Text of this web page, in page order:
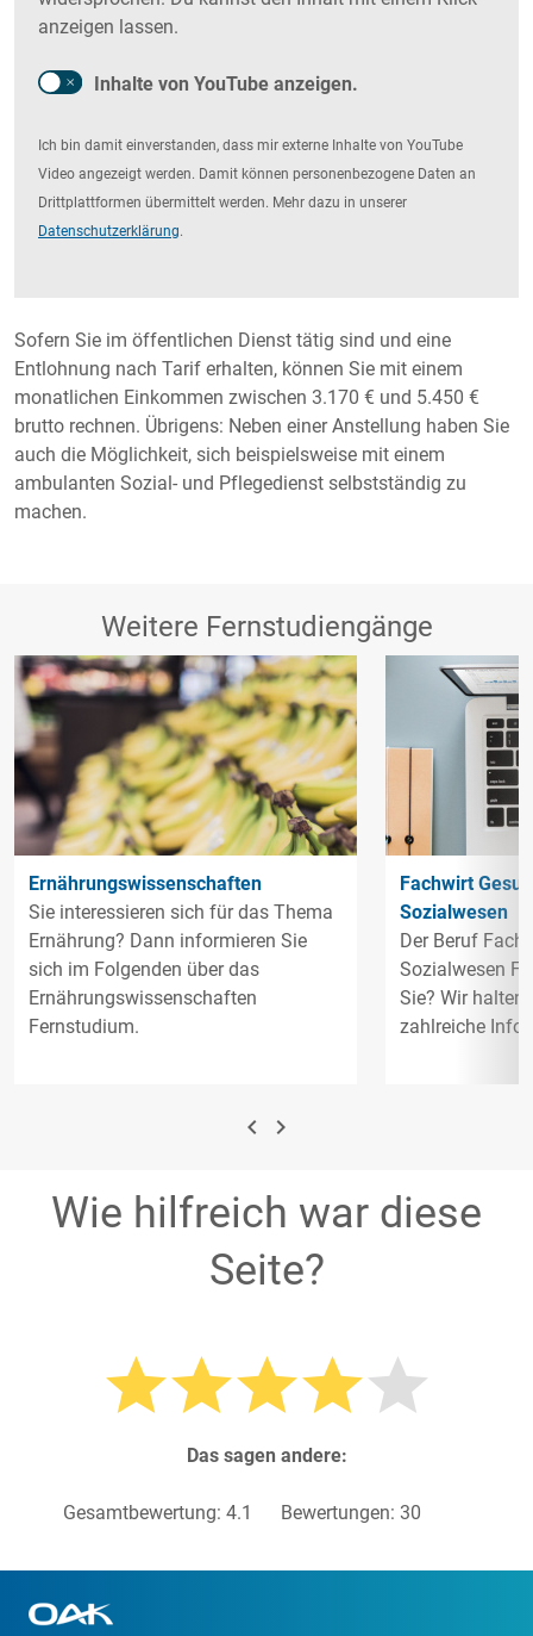
anzeigen lassen.
Inhalte von YouTube anzeigen.
Ich bin damit einverstanden, dass mir externe Inhalte von YouTube
Video angezeigt werden. Damit können personenbezogene Daten an
Drittplattformen übermittelt werden. Mehr dazu in unserer
Datenschutzerklärung.
Sofern Sie im öffentlichen Dienst tätig sind und eine
Entlohnung nach Tarif erhalten, können Sie mit einem
monatlichen Einkommen zwischen 3.170 € und 5.450 €
brutto rechnen. Übrigens: Neben einer Anstellung haben Sie
auch die Möglichkeit, sich beispielsweise mit einem
ambulanten Sozial- und Pflegedienst selbstständig zu
machen.
Weitere Fernstudiengänge
Ernährungswissenschaften
Sie interessieren sich für das Thema
Ernährung? Dann informieren Sie
sich im Folgenden über das
Ernährungswissenschaften
Fernstudium.
Fachwirt
Sozialwesen
Der Beruf
Sozialwesen
Sie? Wir halten
zahlreiche
navigate_before navigate_next
Wie hilfreich war diese
Seite?
Das sagen andere:
Gesamtbewertung: 4.1 Bewertungen: 30